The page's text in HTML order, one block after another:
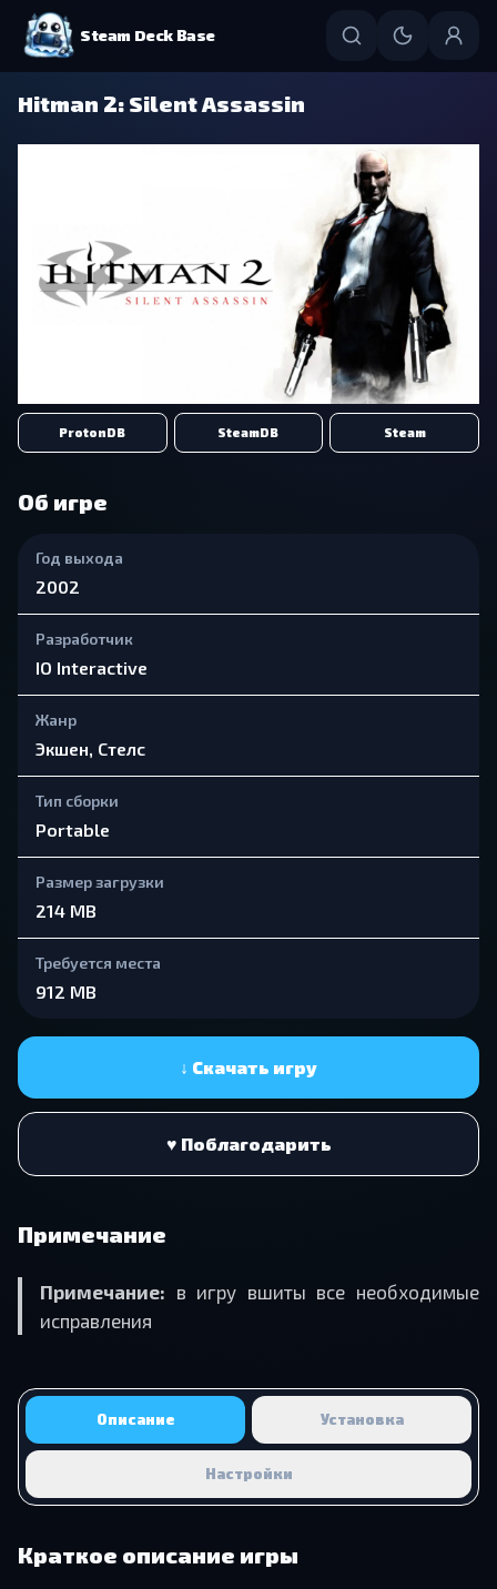
Steam Deck Base
Hitman 2: Silent Assassin
ProtonDB SteamDB Steam
Об игре
Год выхода
2002
Разработчик
IO Interactive
Жанр
Экшен, Стелс
Тип сборки
Portable
Размер загрузки
214 MB
Требуется места
912 MB
↓ Скачать игру
♥ Поблагодарить
Примечание
Примечание: в игру вшиты все необходимые
исправления
Описание Установка
Настройки
Краткое описание игры